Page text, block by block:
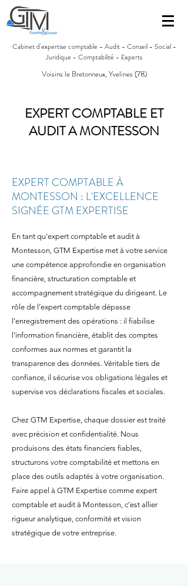
Cabinet d'expertise comptable - Audit - Conseil - Social -
Juridique - Comptabilité - Experts
Voisins le Bretonneux, Yvelines (78)
EXPERT COMPTABLE ET
AUDIT A MONTESSON
EXPERT COMPTABLE À
MONTESSON : L'EXCELLENCE
SIGNÉE GTM EXPERTISE
En tant qu'expert comptable et audit à
Montesson, GTM Expertise met à votre service
une compétence approfondie en organisation
financière, structuration comptable et
accompagnement stratégique du dirigeant. Le
rôle de l’expert comptable dépasse
l’enregistrement des opérations : il fiabilise
l’information financière, établit des comptes
conformes aux normes et garantit la
transparence des données. Véritable tiers de
confiance, il sécurise vos obligations légales et
supervise vos déclarations fiscales et sociales.
Chez GTM Expertise, chaque dossier est traité
avec précision et confidentialité. Nous
produisons des états financiers fiables,
structurons votre comptabilité et mettons en
place des outils adaptés à votre organisation.
Faire appel à GTM Expertise comme expert
comptable et audit à Montesson, c’est allier
rigueur analytique, conformité et vision
stratégique de votre entreprise.